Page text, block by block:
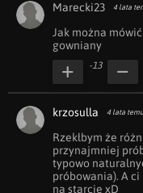
Marecki23 4 lata
Jak można
gowniany
-13
krzosulla 4 lata temu
Rzekłbym że
przynajmniej
typowo
próbowania). A
na starcie xD